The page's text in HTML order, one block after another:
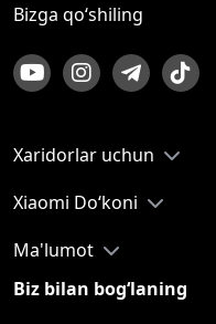
Bizga qo‘shiling
Xaridorlar uchun
Xiaomi Do‘koni
Ma'lumot
Biz bilan bog‘laning